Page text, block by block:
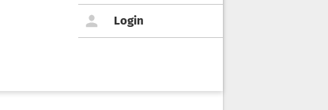
Login